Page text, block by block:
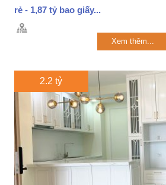
rẻ - 1,87 tỷ bao giấy...
Xem thêm...
2.2 tỷ